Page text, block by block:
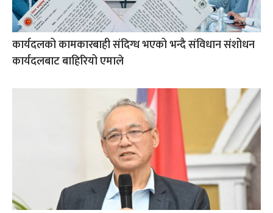
कार्यदलको कामकारबाही संदिग्ध भएको भन्दै संविधान संशोधन
कार्यदलबाट बाहिरियो एमाले